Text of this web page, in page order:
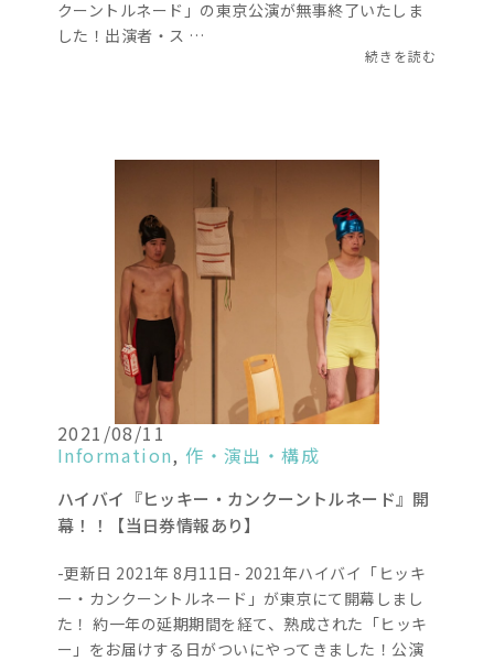
クーントルネード」の東京公演が無事終了いたしま
した！出演者・ス …
続きを読む
2021/08/11
Information,作・演出・構成
ハイバイ『ヒッキー・カンクーントルネード』開
幕！！【当日券情報あり】
-更新日 2021年 8月11日- 2021年ハイバイ「ヒッキ
ー・カンクーントルネード」が東京にて開幕しまし
た！ 約一年の延期期間を経て、熟成された「ヒッキ
ー」をお届けする日がついにやってきました！公演